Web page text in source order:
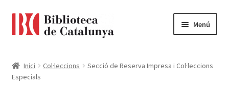
Menú
Accessibilitat
Inici Col·leccions
Secció de Reserva Impresa i Col·leccions
Especials